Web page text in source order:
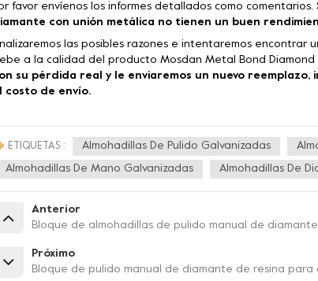
favor envíenos los informes detallados como comentarios.
con unión metálica no tienen un buen
las posibles razones e intentaremos encontrar
a la calidad del producto Mosdan Metal Bond Diamond
su pérdida real y le enviaremos un nuevo
costo de envío.
ETIQUETAS : Almohadillas De Pulido Galvanizadas
Almohadillas De Mano Galvanizadas Almohadillas De
Anterior
Bloque de almohadillas de pulido manual de
Próximo
Bloque de pulido manual de diamante de resina para